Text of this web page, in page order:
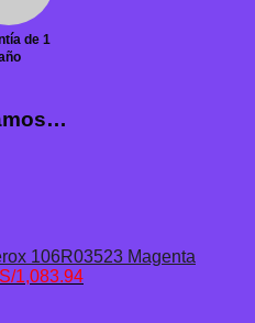
de 1
106R03523 Magenta
El
S/1,083.94El